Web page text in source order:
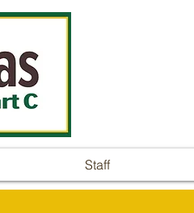
Staff